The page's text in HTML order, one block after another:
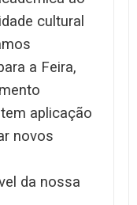
cultural
a Feira,
aplicação
novos
da nossa